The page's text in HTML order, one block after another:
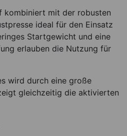
kombiniert mit der robusten
ideal für den Einsatz
Startgewicht und eine
erlauben die Nutzung für
wird durch eine große
gleichzeitig die aktivierten